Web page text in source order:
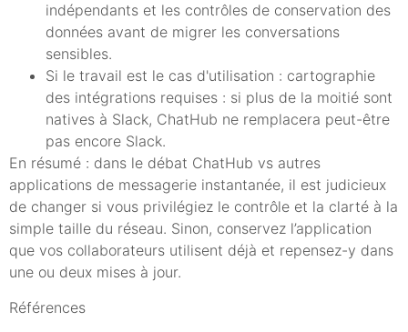
indépendants et les contrôles de conservation des
données avant de migrer les conversations
sensibles.
Si le travail est le cas d'utilisation : cartographie
des intégrations requises : si plus de la moitié sont
natives à Slack, ChatHub ne remplacera peut-être
pas encore Slack.
En résumé : dans le débat ChatHub vs autres
applications de messagerie instantanée, il est judicieux
de changer si vous privilégiez le contrôle et la clarté à la
simple taille du réseau. Sinon, conservez l’application
que vos collaborateurs utilisent déjà et repensez-y dans
une ou deux mises à jour.
Références